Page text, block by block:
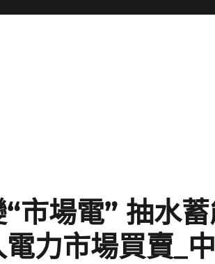
市場電” 抽水
力市場買賣_